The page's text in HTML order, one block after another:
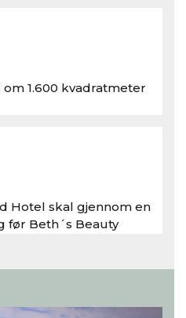
1.600 kvadratmeter
Hotel skal gjennom en
før Beth´s Beauty